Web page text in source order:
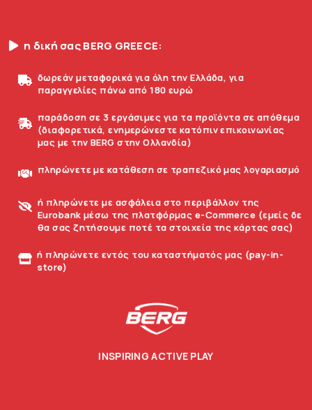
η δική σας BERG GREECE:
δωρεάν μεταφορικά για όλη την Ελλάδα, για
παραγγελίες πάνω από 180 ευρώ
παράδοση σε 3 εργάσιμες για τα προϊόντα σε απόθεμα
(διαφορετικά, ενημερώνεστε κατόπιν επικοινωνίας
μας με την BERG στην Ολλανδία)
πληρώνετε με κατάθεση σε τραπεζικό μας λογαριασμό
ή πληρώνετε με ασφάλεια στο περιβάλλον της
Eurobank μέσω της πλατφόρμας e-Commerce (εμείς δε
θα σας ζητήσουμε ποτέ τα στοιχεία της κάρτας σας)
ή πληρώνετε εντός του καταστήματός μας (pay-in-
store)
INSPIRING ACTIVE PLAY